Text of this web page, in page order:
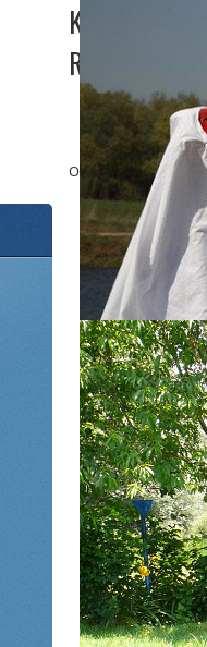
KONAČNI
REDA
KONAČNI
Objavljeno